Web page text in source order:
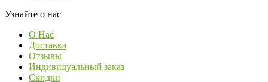
Узнайте о нас
О Нас
Доставка
Отзывы
Индивидуальный заказ
Скидки